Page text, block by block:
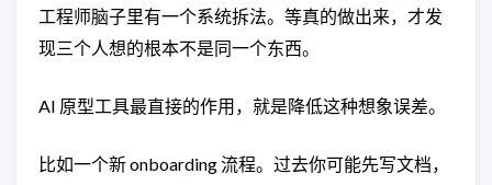
工程师脑子里有一个系统拆法。等真的做出来，才发
现三个人想的根本不是同一个东西。
AI 原型工具最直接的作用，就是降低这种想象误差。
比如一个新 onboarding 流程。过去你可能先写文档，